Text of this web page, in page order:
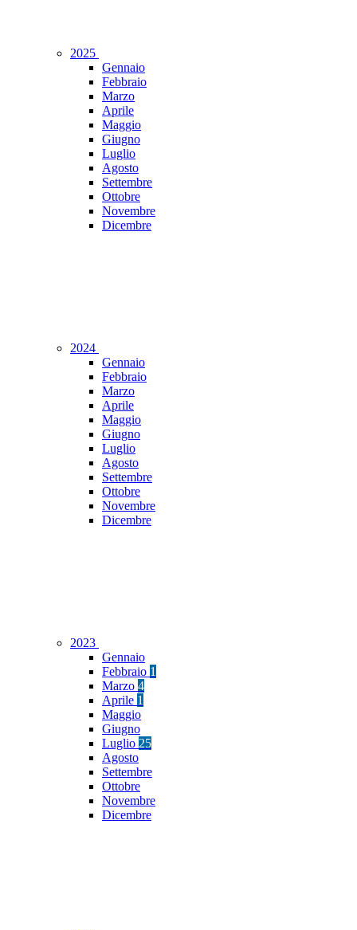
2025
Gennaio
Febbraio
Marzo
Aprile
Maggio
Giugno
Luglio
Agosto
Settembre
Ottobre
Novembre
Dicembre
2024
Gennaio
Febbraio
Marzo
Aprile
Maggio
Giugno
Luglio
Agosto
Settembre
Ottobre
Novembre
Dicembre
2023
Gennaio
Febbraio 1
Marzo 4
Aprile 1
Maggio
Giugno
Luglio 25
Agosto
Settembre
Ottobre
Novembre
Dicembre